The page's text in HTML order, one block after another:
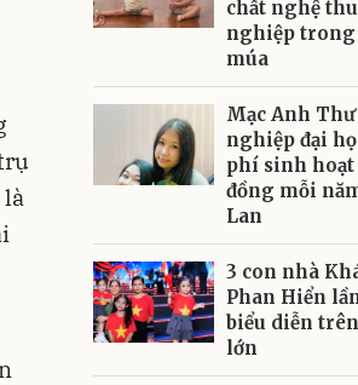
chất nghệ
nghiệp trong
múa
Mạc Anh
nghiệp đại
phí sinh
đồng mỗi
Lan
3 con nhà
Phan Hiển
biểu diễn
lớn